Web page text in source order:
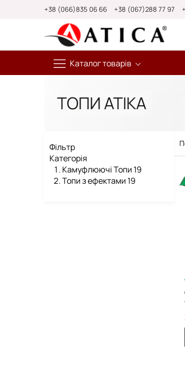
+38 (066)835 06 66 +38 (067)288 77 97
Каталог товарів
ТОПИ АТІКА
Фільтр
Категорія
Камуфлюючі Топи 19
Топи з ефектами 19